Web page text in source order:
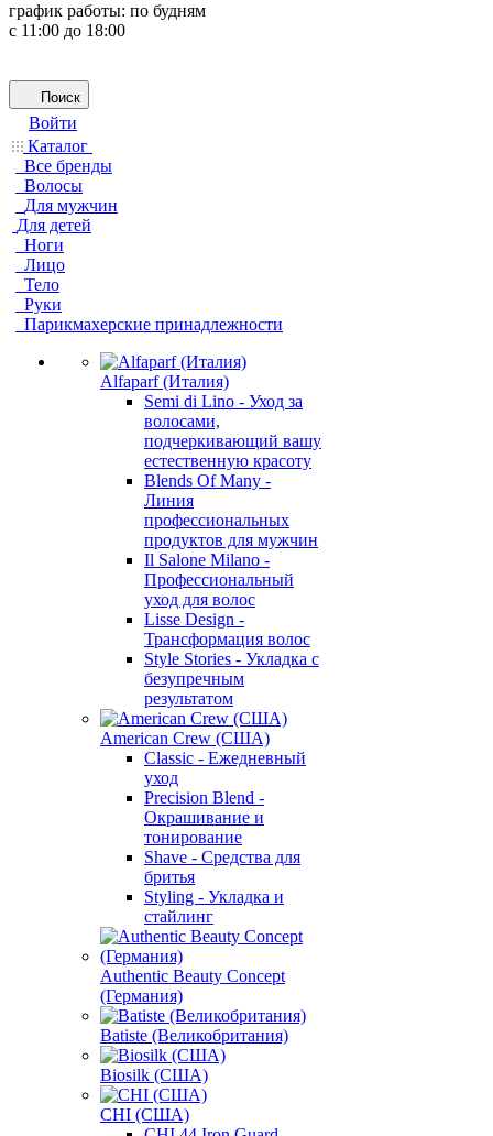
график работы: по будням
с 11:00 до 18:00
Поиск
Войти
Каталог
Все бренды
Волосы
Для мужчин
Для детей
Ноги
Лицо
Тело
Руки
Парикмахерские принадлежности
Alfaparf (Италия)
Semi di Lino - Уход за
волосами,
подчеркивающий вашу
естественную красоту
Blends Of Many -
Линия
профессиональных
продуктов для мужчин
Il Salone Milano -
Профессиональный
уход для волос
Lisse Design -
Трансформация волос
Style Stories - Укладка с
безупречным
результатом
American Crew (США)
Classic - Ежедневный
уход
Precision Blend -
Окрашивание и
тонирование
Shave - Средства для
бритья
Styling - Укладка и
стайлинг
Authentic Beauty Concept
(Германия)
Batiste (Великобритания)
Biosilk (США)
CHI (США)